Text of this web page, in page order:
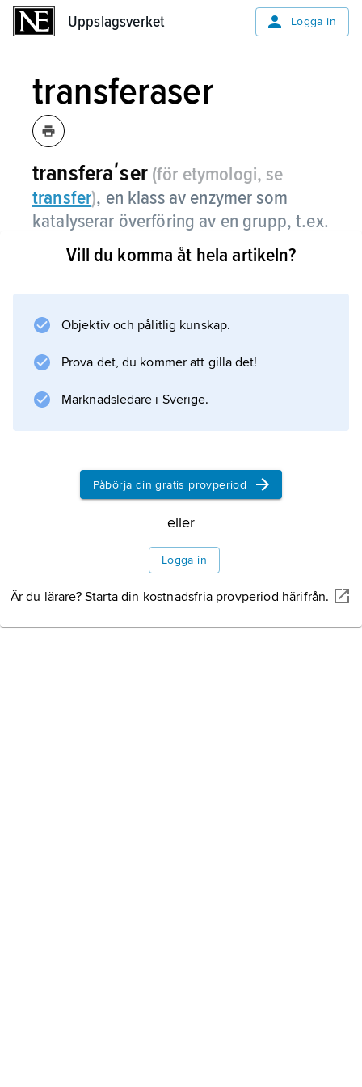
Uppslagsverket Logga in
transferaser
transferaʹser (för etymologi, se
transfer), en klass av enzymer som
katalyserar överföring av en grupp, t.ex.
en fosfatgrupp, mellan två föreningar.
Vill du komma åt hela artikeln?
Objektiv och pålitlig kunskap.
Prova det, du kommer att gilla det!
Marknadsledare i Sverige.
Påbörja din gratis provperiod
eller
Logga in
Är du lärare? Starta din kostnadsfria provperiod härifrån.